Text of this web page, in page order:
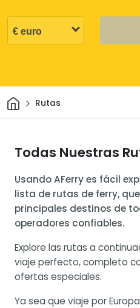
InicioRutas
Todas Nuestras
Usando AFerry es fácil
lista de rutas de ferry,
principales destinos de
operadores confiables.
Explore las rutas a
viaje perfecto, completo
ofertas especiales.
Ya sea que viaje por